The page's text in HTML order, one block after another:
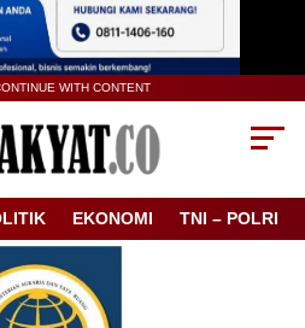
WITH CONTENT
EKONOMI TNI – POLRI